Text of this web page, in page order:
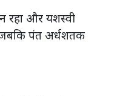
रहा और यशस्वी
पंत अर्धशतक